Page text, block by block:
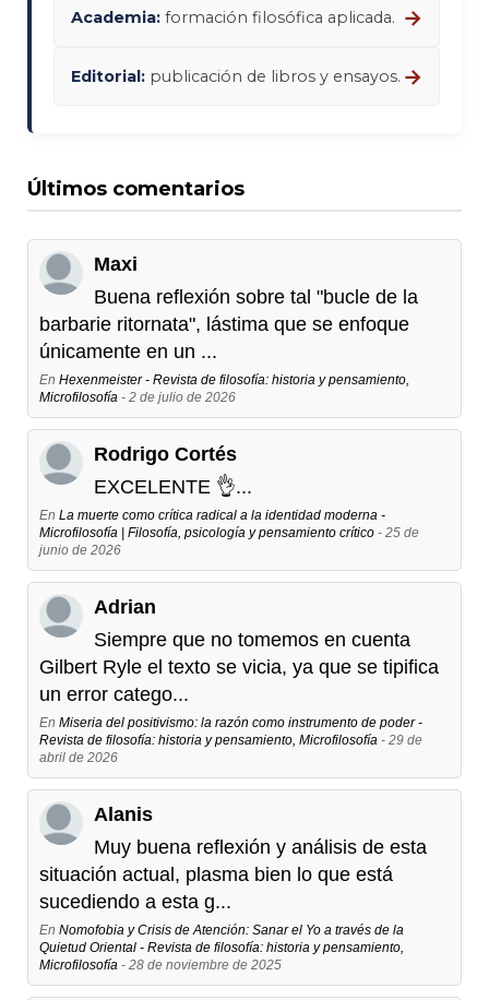
Academia: formación filosófica aplicada. →
Editorial: publicación de libros y ensayos. →
Últimos comentarios
Maxi
Buena reflexión sobre tal "bucle de la
barbarie ritornata", lástima que se enfoque
únicamente en un ...
En Hexenmeister - Revista de filosofía: historia y pensamiento,
Microfilosofía - 2 de julio de 2026
Rodrigo Cortés
EXCELENTE 👌...
En La muerte como crítica radical a la identidad moderna -
Microfilosofía | Filosofía, psicología y pensamiento crítico - 25 de
junio de 2026
Adrian
Siempre que no tomemos en cuenta
Gilbert Ryle el texto se vicia, ya que se tipifica
un error catego...
En Miseria del positivismo: la razón como instrumento de poder -
Revista de filosofía: historia y pensamiento, Microfilosofía - 29 de
abril de 2026
Alanis
Muy buena reflexión y análisis de esta
situación actual, plasma bien lo que está
sucediendo a esta g...
En Nomofobia y Crisis de Atención: Sanar el Yo a través de la
Quietud Oriental - Revista de filosofía: historia y pensamiento,
Microfilosofía - 28 de noviembre de 2025